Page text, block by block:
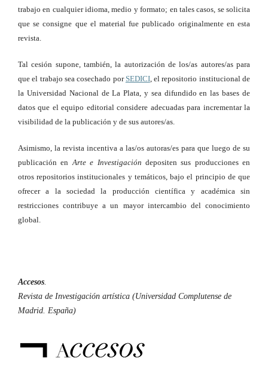
trabajo en cualquier idioma, medio y formato; en tales casos, se solicita
que se consigne que el material fue publicado originalmente en esta
revista.
Tal cesión supone, también, la autorización de los/as autores/as para
que el trabajo sea cosechado por SEDICI, el repositorio institucional de
la Universidad Nacional de La Plata, y sea difundido en las bases de
datos que el equipo editorial considere adecuadas para incrementar la
visibilidad de la publicación y de sus autores/as.
Asimismo, la revista incentiva a las/os autoras/es para que luego de su
publicación en Arte e Investigación depositen sus producciones en
otros repositorios institucionales y temáticos, bajo el principio de que
ofrecer a la sociedad la producción científica y académica sin
restricciones contribuye a un mayor intercambio del conocimiento
global.
Accesos.
Revista de Investigación artística (Universidad Complutense de
Madrid. España)